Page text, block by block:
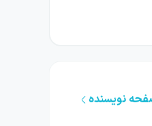
لهستان، با
نویسنده